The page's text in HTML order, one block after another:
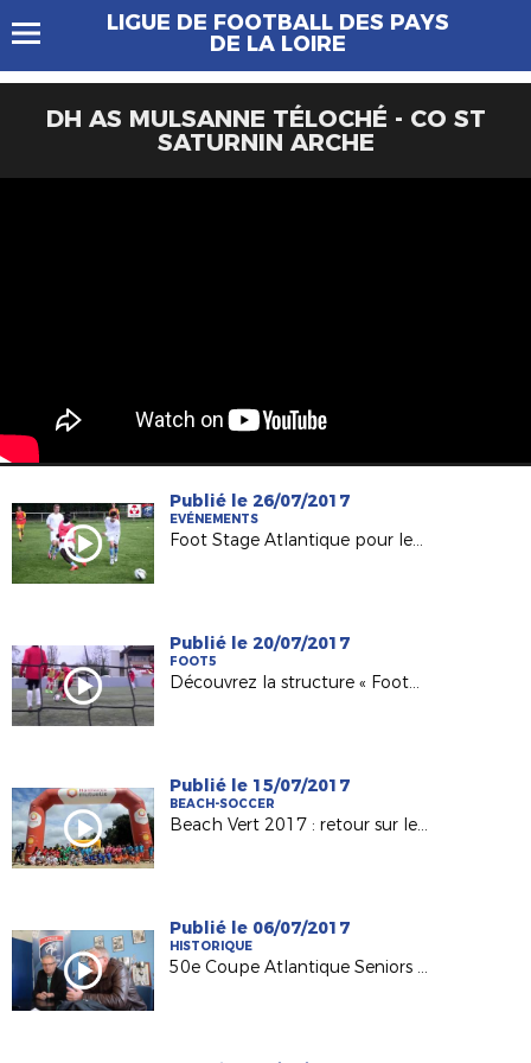
LIGUE DE FOOTBALL DES PAYS
DE LA LOIRE
DH AS MULSANNE TÉLOCHÉ - CO ST
SATURNIN ARCHE
Publié le 26/07/2017
EVÉNEMENTS
Foot Stage Atlantique pour les 7-17 ans !
Publié le 20/07/2017
FOOT5
Découvrez la structure « Foot5 Mobile FFF » !
Publié le 15/07/2017
BEACH-SOCCER
Beach Vert 2017 : retour sur les 4 étapes de la 1ère semaine !
Publié le 06/07/2017
HISTORIQUE
50e Coupe Atlantique Seniors : Retour sur la victoire de l'ASPTT Nantes en 1982